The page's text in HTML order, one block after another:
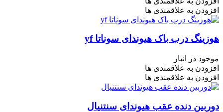
افزودن به علاقمندی ها
هوزینگ درب باک هیوندای سوناتا yf
موجود در انبار
افزودن به علاقمندی ها
افزودن به علاقمندی ها
دوربین دنده عقب هیوندای سنتنیال